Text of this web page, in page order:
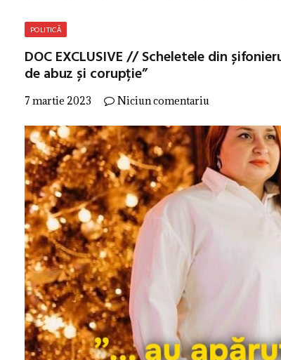
POLITICĂ
DOC EXCLUSIVE // Scheletele din
de abuz și corupție”
7 martie 2023 Niciun comentariu